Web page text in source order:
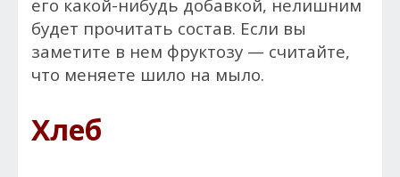
его какой-нибудь добавкой, нелишним
будет прочитать состав. Если вы
заметите в нем фруктозу — считайте,
что меняете шило на мыло.
Хлеб